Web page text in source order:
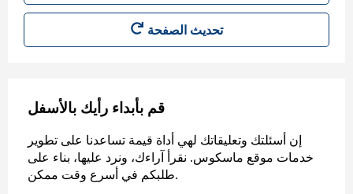
تحديث الصفحة
قم بأبداء رأيك بالأسفل
إن أسئلتك وتعليقاتك لهي أداة قيمة تساعدنا على تطوير
خدمات موقع ماسكوس. نقرأ آراءك، ونرد عليها، بناء على
طلبكم في أسرع وقت ممكن.